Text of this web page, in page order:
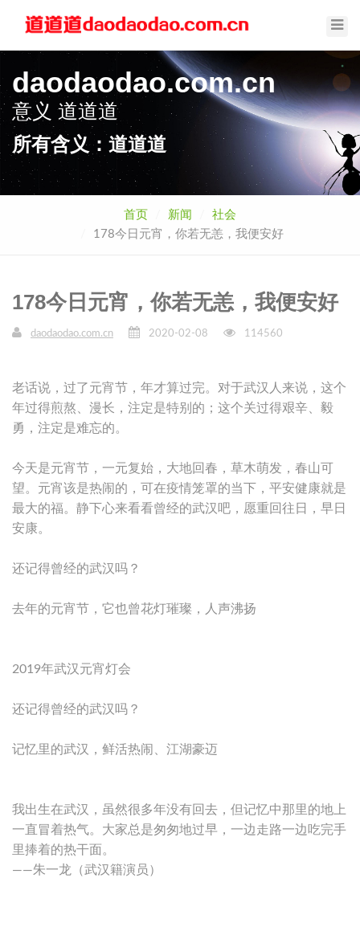
daodaodao.com.cn
意义
道道道
所有含义：道道道
首页 新闻
社会
178今日元宵，你若无恙，我便安好
178今日元宵，你若无恙，我便安好
daodaodao.com.cn 2020-02-08 114560
老话说，过了元宵节，年才算过完。对于武汉人来说，这个
年过得煎熬、漫长，注定是特别的；这个关过得艰辛、毅
勇，注定是难忘的。
今天是元宵节，一元复始，大地回春，草木萌发，春山可
望。元宵该是热闹的，可在疫情笼罩的当下，平安健康就是
最大的福。静下心来看看曾经的武汉吧，愿重回往日，早日
安康。
还记得曾经的武汉吗？
去年的元宵节，它也曾花灯璀璨，人声沸扬
2019年武汉元宵灯会
还记得曾经的武汉吗？
记忆里的武汉，鲜活热闹、江湖豪迈
我出生在武汉，虽然很多年没有回去，但记忆中那里的地上
一直冒着热气。大家总是匆匆地过早，一边走路一边吃完手
里捧着的热干面。
——朱一龙（武汉籍演员）